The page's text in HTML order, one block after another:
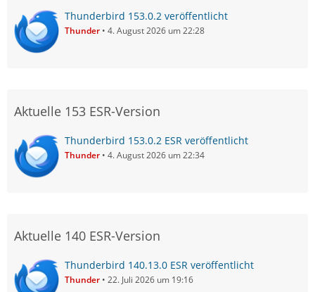
Thunderbird 153.0.2 veröffentlicht
Thunder 4. August 2026 um 22:28
Aktuelle 153 ESR-Version
Thunderbird 153.0.2 ESR veröffentlicht
Thunder 4. August 2026 um 22:34
Aktuelle 140 ESR-Version
Thunderbird 140.13.0 ESR veröffentlicht
Thunder 22. Juli 2026 um 19:16